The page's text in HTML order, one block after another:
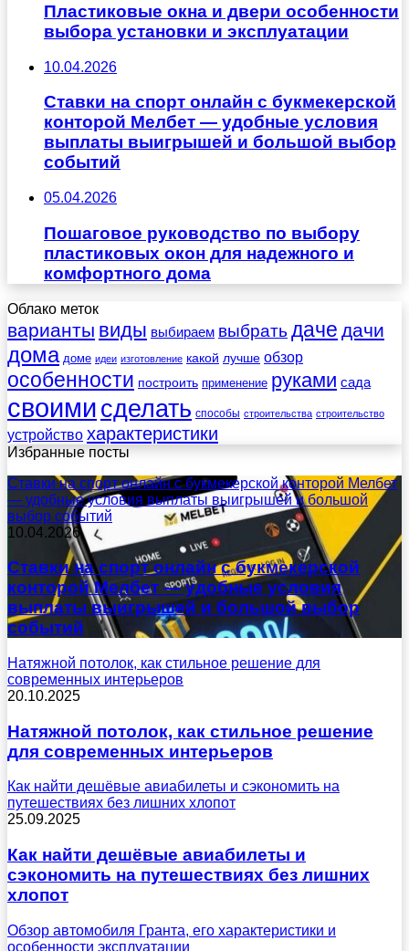
Пластиковые окна и двери особенности
выбора установки и эксплуатации
10.04.2026
Ставки на спорт онлайн с букмекерской
конторой Мелбет — удобные условия
выплаты выигрышей и большой выбор
событий
05.04.2026
Пошаговое руководство по выбору
пластиковых окон для надежного и
комфортного дома
Облако меток
варианты виды выбираем выбрать даче дачи
дома доме идеи изготовление какой лучше обзор
особенности построить применение руками сада
своими сделать способы строительства строительство
устройство характеристики
Избранные посты
Ставки на спорт онлайн с букмекерской конторой Мелбет
— удобные условия выплаты выигрышей и большой
выбор событий
10.04.2026
Ставки на спорт онлайн с букмекерской
конторой Мелбет — удобные условия
выплаты выигрышей и большой выбор
событий
Натяжной потолок, как стильное решение для
современных интерьеров
20.10.2025
Натяжной потолок, как стильное решение
для современных интерьеров
Как найти дешёвые авиабилеты и сэкономить на
путешествиях без лишних хлопот
25.09.2025
Как найти дешёвые авиабилеты и
сэкономить на путешествиях без лишних
хлопот
Обзор автомобиля Гранта, его характеристики и
особенности эксплуатации